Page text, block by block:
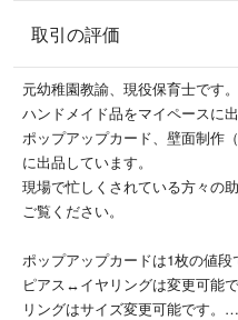
取引の評価
元幼稚園教諭、現役保育士です。
ハンドメイド品をマイペースに
ポップアップカード、壁面制作
に出品しています。
現場で忙しくされている方々の
ご覧ください。
ポップアップカードは1枚の値段
ピアス↔︎イヤリングは変更可能で
リングはサイズ変更可能です。